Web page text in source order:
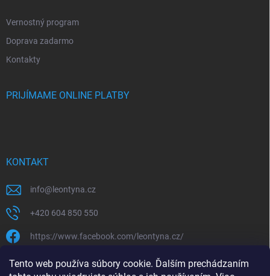
Tento web používa súbory cookie. Ďalším prechádzaním
Vernostný program
Doprava zadarmo
Kontakty
PRIJÍMAME ONLINE PLATBY
KONTAKT
info@ leontyna.cz
+420 604 850 550
https://www.facebook.com/leontyna.cz/
leontyna.cz